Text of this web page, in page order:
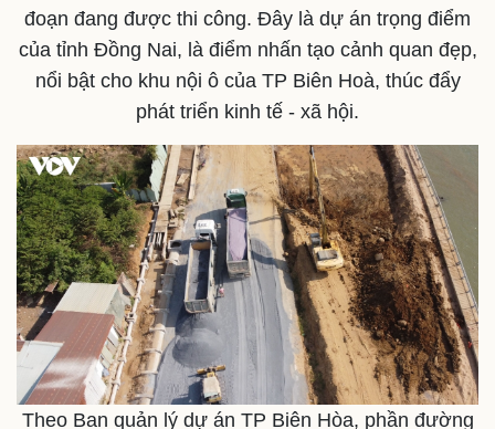
Kinh tế
Bất động sản
Khởi nghiệp
Thị trường
Giá vàng
Tiêu dùng
Tỷ giá
Chứng khoán
Giá cà phê
đoạn đang được thi công. Đây là dự án trọng điểm
của tỉnh Đồng Nai, là điểm nhấn tạo cảnh quan đẹp,
nổi bật cho khu nội ô của TP Biên Hoà, thúc đẩy
phát triển kinh tế - xã hội.
Theo Ban quản lý dự án TP Biên Hòa, phần đường